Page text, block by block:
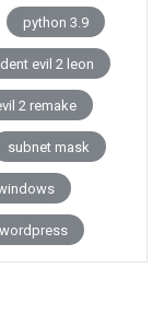
python 3.9
evil 2 leon
2 remake
subnet mask
wordpress